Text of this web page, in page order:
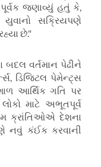
જણાવ્યું હતું કે,
સક્રિયપણે
છે."
બદલ વર્તમાન પેઢીને
ડિજિટલ પેમેન્ટ્સ
આર્થિક ગતિ પર
માટે અભૂતપૂર્વ
ક્રાંતિઓએ દેશના
નવું કંઈક કરવાની